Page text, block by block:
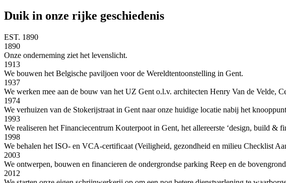
Duik in onze rijke geschiedenis
EST. 1890
1890
Onze onderneming ziet het levenslicht.
1913
We bouwen het Belgische paviljoen voor de Wereldtentoonstelling in Gent.
1937
We werken mee aan de bouw van het UZ Gent o.l.v. architecten Henry Van de Velde,
1974
We verhuizen van de Stokerijstraat in Gent naar onze huidige locatie nabij het
1993
We realiseren het Financiecentrum Kouterpoot in Gent, het allereerste ‘design, build &
1998
We behalen het ISO- en VCA-certificaat (Veiligheid, gezondheid en milieu Checklist
2003
We ontwerpen, bouwen en financieren de ondergrondse parking Reep en de
2012